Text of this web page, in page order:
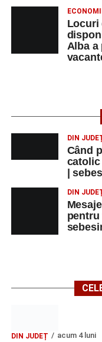
Locuri
Alba
DIN
Când
catolic
|
DIN
pentru
DIN JUDEȚ acum 4 luni